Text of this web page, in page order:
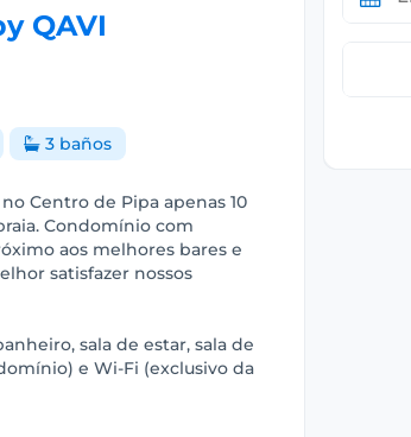
QAVI
3 baños
Centro de Pipa apenas 10
Condomínio com
aos melhores bares e
satisfazer nossos
sala de estar, sala de
e Wi-Fi (exclusivo da